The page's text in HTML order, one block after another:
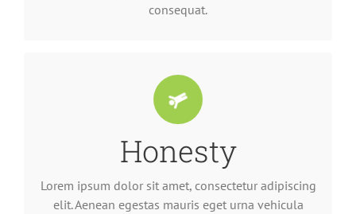
consequat.
Honesty
Lorem ipsum dolor sit amet, consectetur adipiscing
elit. Aenean egestas mauris eget urna vehicula
Lorem ipsum dolor sit amet, consectetur adipiscing
elit. Aenean egestas mauris eget urna vehicula
finibus. Cras bibendum nisi at eros efficitur
consequat.